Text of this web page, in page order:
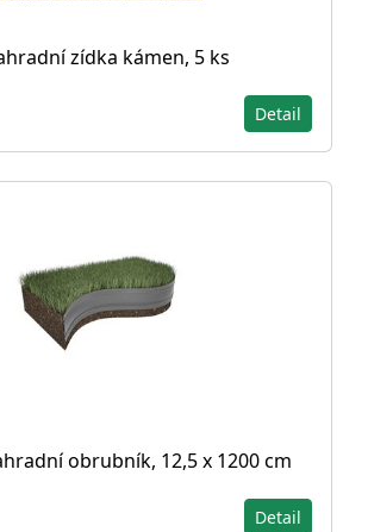
zídka kámen, 5 ks
Detail
obrubník, 12,5 x 1200 cm
Detail